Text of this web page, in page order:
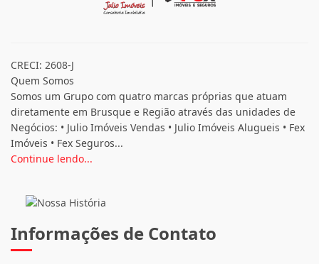
CRECI: 2608-J
Quem Somos
Somos um Grupo com quatro marcas próprias que atuam
diretamente em Brusque e Região através das unidades de
Negócios: • Julio Imóveis Vendas • Julio Imóveis Alugueis • Fex
Imóveis • Fex Seguros...
Continue lendo...
Informações de Contato